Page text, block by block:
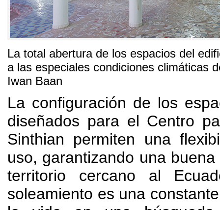
La total abertura de los espacios del
a las especiales condiciones climáticas
Iwan Baan
La configuración de los
diseñados para el Centro
Sinthian permiten una
uso, garantizando una
territorio cercano al
soleamiento es una